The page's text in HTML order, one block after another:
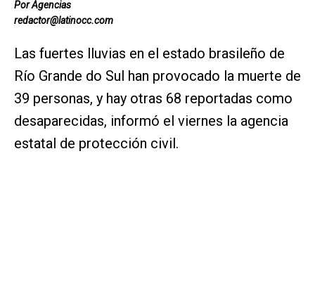
Por Agencias
redactor@latinocc.com
Las fuertes lluvias en el estado brasileño de
Río Grande do Sul han provocado la muerte de
39 personas, y hay otras 68 reportadas como
desaparecidas, informó el viernes la agencia
estatal de protección civil.